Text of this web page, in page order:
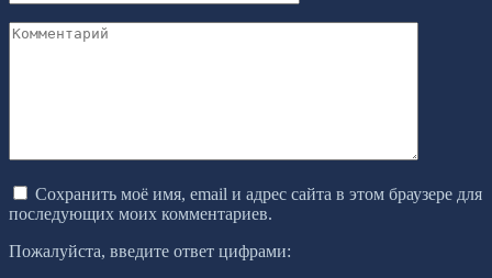
Комментарий
Сохранить моё имя, email и адрес сайта в этом браузере для
последующих моих комментариев.
Пожалуйста, введите ответ цифрами: